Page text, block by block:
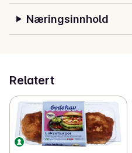
Næringsinnhold
Relatert